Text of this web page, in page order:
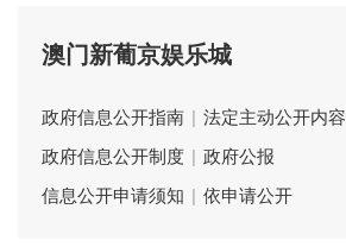
澳门新葡京娱乐城
政府信息公开指南 | 法定主动公开内容
政府信息公开制度 | 政府公报
信息公开申请须知 | 依申请公开